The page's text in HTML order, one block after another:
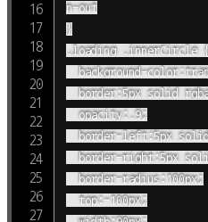
n-out
}
.loading .innerCircle {